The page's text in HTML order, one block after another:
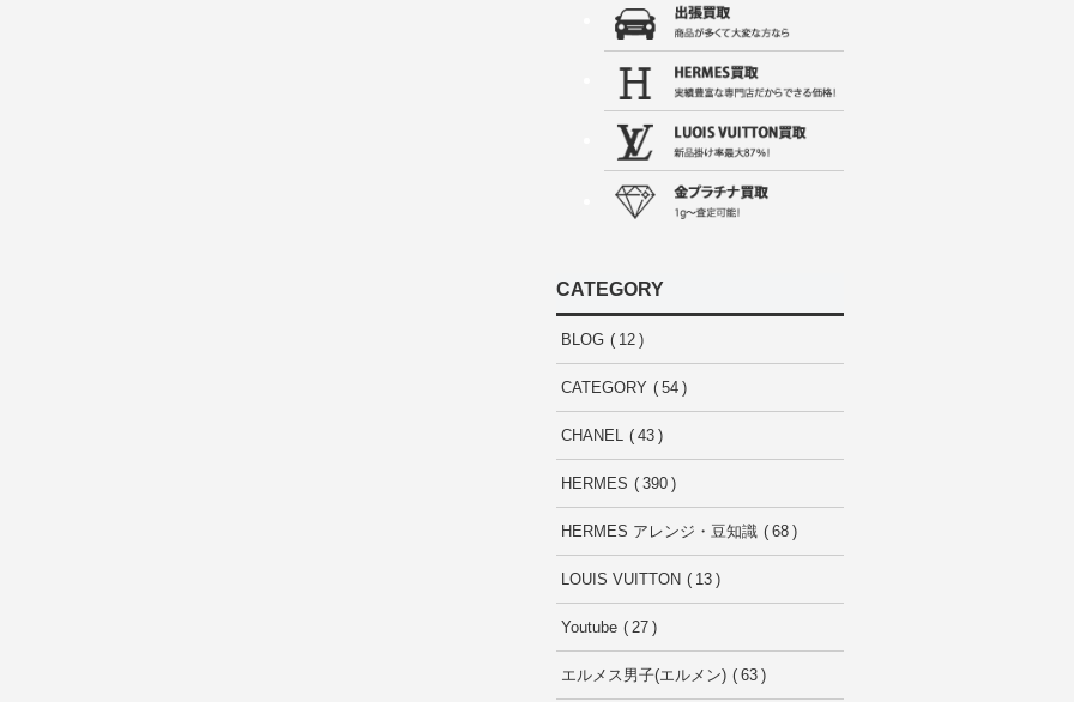
CATEGORY
BLOG 12
CATEGORY 54
CHANEL 43
HERMES 390
HERMES アレンジ・豆知識 68
LOUIS VUITTON 13
Youtube 27
エルメス男子(エルメン) 63